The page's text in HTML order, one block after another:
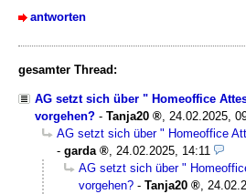
antworten
gesamter Thread:
AG setzt sich über " Homeoffice
vorgehen? - Tanja20
24.02.2025,
AG setzt sich über " Homeoffice
- garda
24.02.2025, 14:11
AG setzt sich über "
vorgehen? - Tanja20